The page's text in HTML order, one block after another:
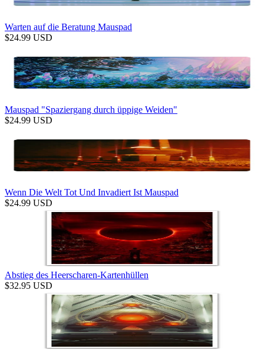
Warten auf die Beratung Mauspad
$24.99 USD
Mauspad "Spaziergang durch üppige Weiden"
$24.99 USD
Wenn Die Welt Tot Und Invadiert Ist Mauspad
$24.99 USD
Abstieg des Heerscharen-Kartenhüllen
$32.95 USD